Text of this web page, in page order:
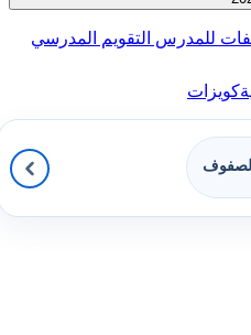
للمدرس التقويم المدرسي
كويزات